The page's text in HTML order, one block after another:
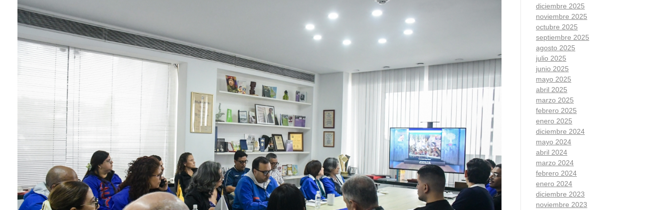
diciembre 2025
noviembre 2025
octubre 2025
septiembre 2025
agosto 2025
julio 2025
junio 2025
mayo 2025
abril 2025
marzo 2025
febrero 2025
enero 2025
diciembre 2024
mayo 2024
abril 2024
marzo 2024
febrero 2024
enero 2024
diciembre 2023
noviembre 2023